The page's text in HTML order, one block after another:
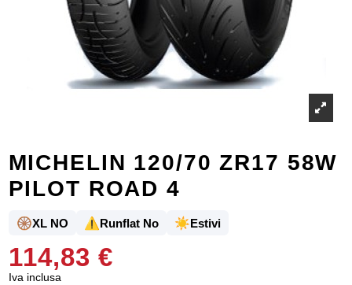
MICHELIN 120/70 ZR17 58W
PILOT ROAD 4
🛞XL NO ⚠️Runflat No ☀️Estivi
114,83 €
Iva inclusa